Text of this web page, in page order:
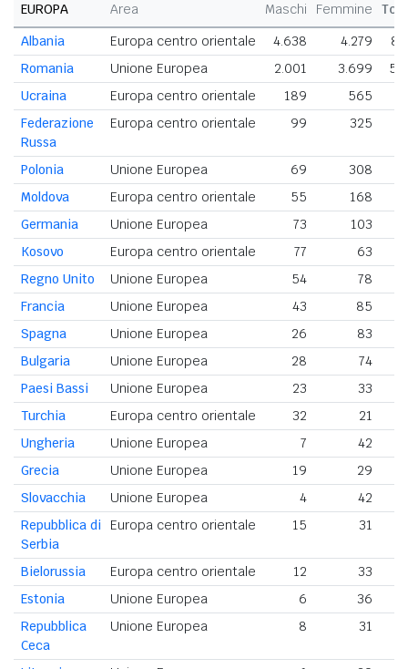
EUROPA Area Maschi Femmine
Albania
Europa centro orientale 4.638 4.279
Romania
Unione Europea 2.001 3.699
Ucraina
Europa centro orientale 189 565
Federazione
Russa
Europa centro orientale 99 325
Polonia Unione Europea 69 308
Moldova
Europa centro orientale 55 168
Germania
Unione Europea 73 103
Kosovo
Europa centro orientale 77 63
Regno Unito
Unione Europea 54 78
Francia
Unione Europea 43 85
Spagna
Unione Europea 26 83
Bulgaria
Unione Europea 28 74
Paesi Bassi
Unione Europea 23 33
Turchia
Europa centro orientale 32 21
Ungheria
Unione Europea 7 42
Grecia
Unione Europea 19 29
Slovacchia
Unione Europea 4 42
Repubblica di
Serbia
Europa centro orientale 15 31
Bielorussia Europa centro orientale 12 33
Estonia
Unione Europea 6
36
Repubblica
Ceca
Unione Europea 8 31